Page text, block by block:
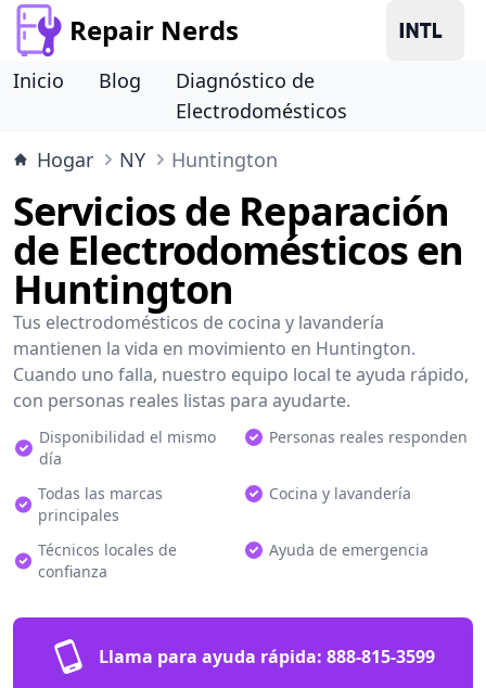
Repair Nerds
Inicio Blog
Diagnóstico de
Electrodomésticos
Hogar
NY Huntington
Servicios de Reparación
de Electrodomésticos en
Huntington
Tus electrodomésticos de cocina y lavandería
mantienen la vida en movimiento en Huntington.
Cuando uno falla, nuestro equipo local te ayuda rápido,
con personas reales listas para ayudarte.
Disponibilidad el mismo
día
Personas reales responden
Todas las marcas
principales
Cocina y lavandería
Técnicos locales de
confianza
Ayuda de emergencia
Llama para ayuda rápida: 888-815-3599